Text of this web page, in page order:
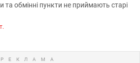
обмінні пункти не приймають старі